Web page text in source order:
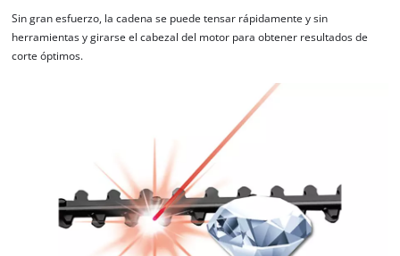
Sin gran esfuerzo, la cadena se puede tensar rápidamente y sin
herramientas y girarse el cabezal del motor para obtener resultados de
corte óptimos.